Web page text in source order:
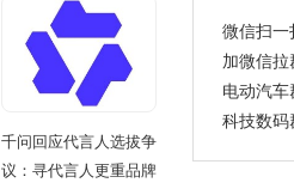
千问回应代言人选拔争
议：寻代言人更重品牌
微信扫一
加微信拉
电动汽车
科技数码